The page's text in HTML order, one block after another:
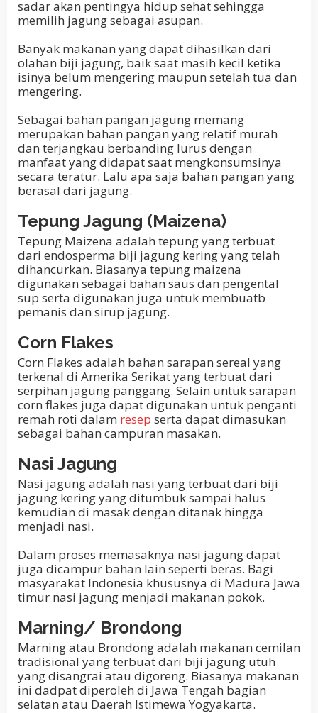
sadar akan pentingya hidup sehat sehingga
memilih jagung sebagai asupan.
Banyak makanan yang dapat dihasilkan dari
olahan biji jagung, baik saat masih kecil ketika
isinya belum mengering maupun setelah tua dan
mengering.
Sebagai bahan pangan jagung memang
merupakan bahan pangan yang relatif murah
dan terjangkau berbanding lurus dengan
manfaat yang didapat saat mengkonsumsinya
secara teratur. Lalu apa saja bahan pangan yang
berasal dari jagung.
Tepung Jagung (Maizena)
Tepung Maizena adalah tepung yang terbuat
dari endosperma biji jagung kering yang telah
dihancurkan. Biasanya tepung maizena
digunakan sebagai bahan saus dan pengental
sup serta digunakan juga untuk membuatb
pemanis dan sirup jagung.
Corn Flakes
Corn Flakes adalah bahan sarapan sereal yang
terkenal di Amerika Serikat yang terbuat dari
serpihan jagung panggang. Selain untuk sarapan
corn flakes juga dapat digunakan untuk penganti
remah roti dalam resep serta dapat dimasukan
sebagai bahan campuran masakan.
Nasi Jagung
Nasi jagung adalah nasi yang terbuat dari biji
jagung kering yang ditumbuk sampai halus
kemudian di masak dengan ditanak hingga
menjadi nasi.
Dalam proses memasaknya nasi jagung dapat
juga dicampur bahan lain seperti beras. Bagi
masyarakat Indonesia khususnya di Madura Jawa
timur nasi jagung menjadi makanan pokok.
Marning/ Brondong
Marning atau Brondong adalah makanan cemilan
tradisional yang terbuat dari biji jagung utuh
yang disangrai atau digoreng. Biasanya makanan
ini dadpat diperoleh di Jawa Tengah bagian
selatan atau Daerah Istimewa Yogyakarta.